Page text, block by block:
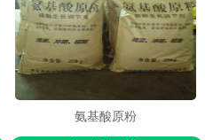
氨基酸原粉